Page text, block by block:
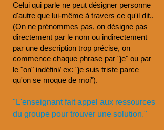
Celui qui parle ne peut désigner personne
d'autre que lui-même à travers ce qu'il dit..
(On ne prénommes pas, on désigne pas
directement par le nom ou indirectement
par une description trop précise, on
commence chaque phrase par "je" ou par
le "on" indéfini/ ex: "je suis triste parce
qu'on se moque de moi").
"L'enseignant fait appel aux ressources
du groupe pour trouver une solution."